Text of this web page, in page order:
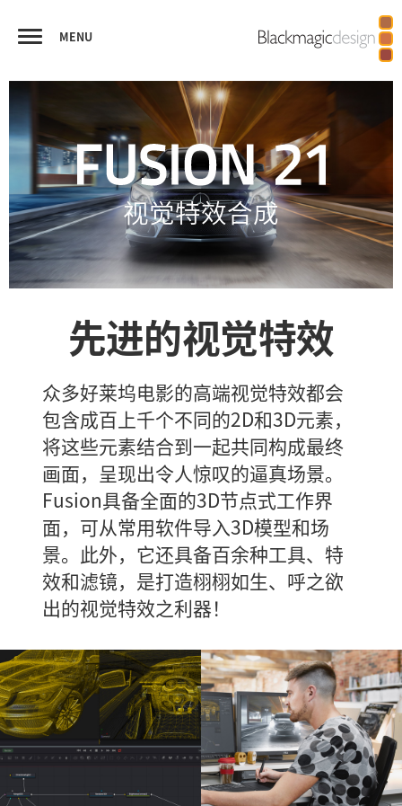
MENU
FUSION 虚拟现实和立体3D播出图文和字幕 优秀作品 功能对比
视觉特效合成
先进的视觉特效
众多好莱坞电影的高端视觉特效都会
包含成百上千个不同的2D和3D元素，
将这些元素结合到一起共同构成最终
画面，呈现出令人惊叹的逼真场景。
Fusion具备全面的3D节点式工作界
面，可从常用软件导入3D模型和场
景。此外，它还具备百余种工具、特
效和滤镜，是打造栩栩如生、呼之欲
出的视觉特效之利器！